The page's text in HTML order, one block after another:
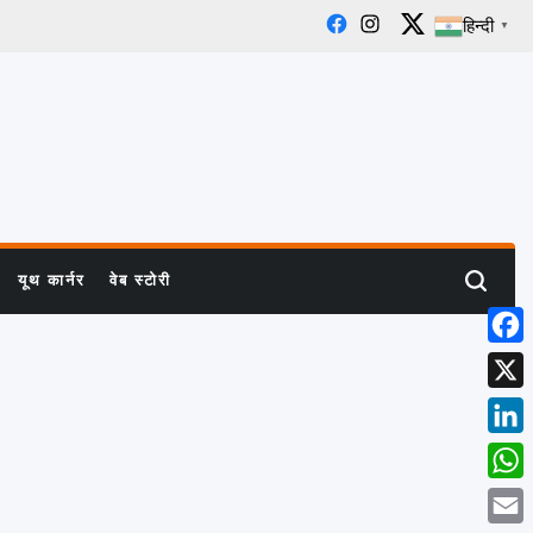
Facebook
Instagram
X हिन्दी ▼
यूथ कार्नर वेब स्टोरी Search
X